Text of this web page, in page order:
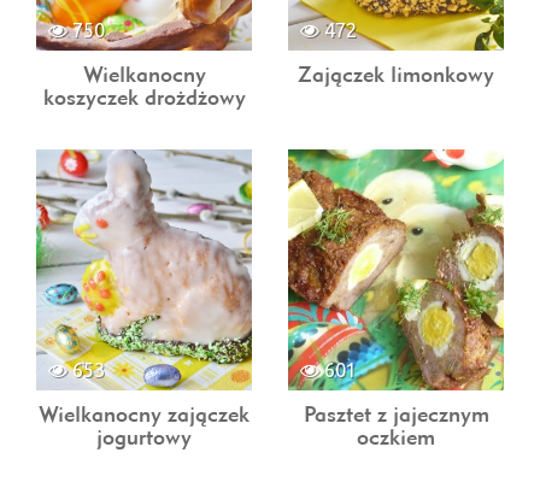
750
Wielkanocny
koszyczek drożdżowy
472
Zajączek limonkowy
653
Wielkanocny zajączek
jogurtowy
601
Pasztet z jajecznym
oczkiem